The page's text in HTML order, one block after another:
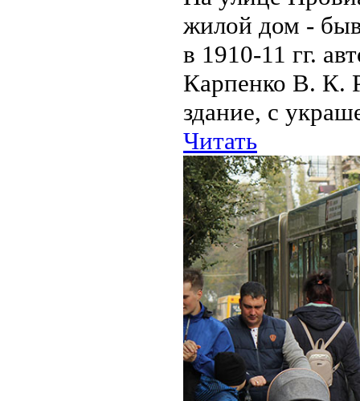
жилой дом -
в 1910-11 гг.
Карпенко В. К.
здание, с
Читать